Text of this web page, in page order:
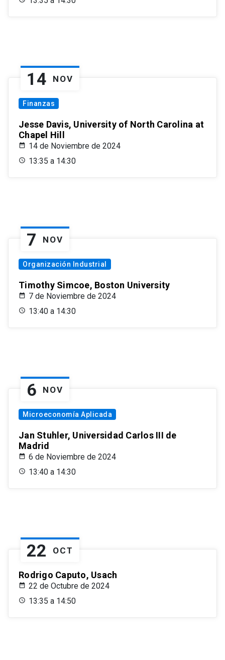
14 NOV
Finanzas
Jesse Davis, University of North Carolina at
Chapel Hill
14 de Noviembre de 2024
13:35 a 14:30
7 NOV
Organización Industrial
Timothy Simcoe, Boston University
7 de Noviembre de 2024
13:40 a 14:30
6 NOV
Microeconomía Aplicada
Jan Stuhler, Universidad Carlos III de
Madrid
6 de Noviembre de 2024
13:40 a 14:30
22 OCT
Rodrigo Caputo, Usach
22 de Octubre de 2024
13:35 a 14:50